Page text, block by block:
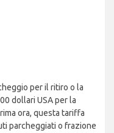
per il ritiro o la
dollari USA per la
ora, questa tariffa
parcheggiati o frazione